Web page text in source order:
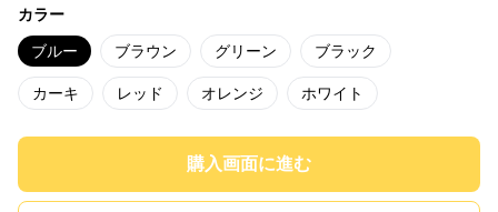
カラー
ブルー ブラウン グリーン ブラック
カーキ レッド オレンジ ホワイト
購入画面に進む